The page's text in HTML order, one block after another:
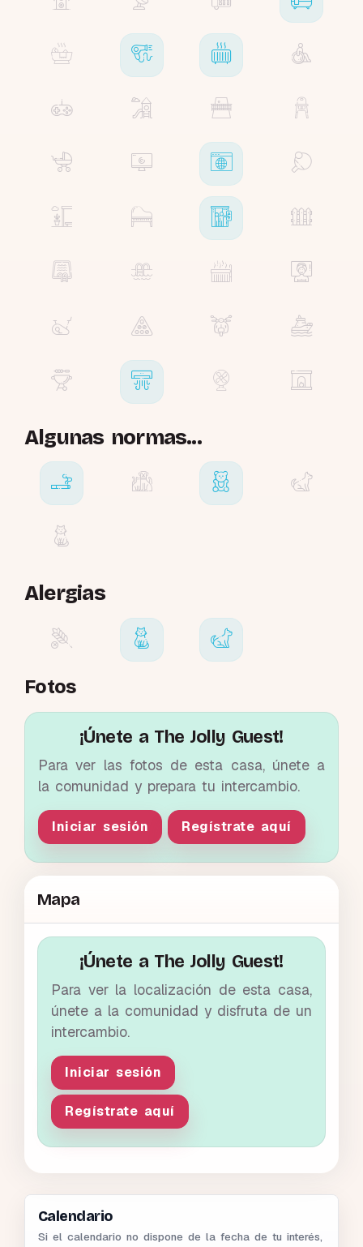
Algunas normas...
Alergias
Fotos
¡Únete a The Jolly Guest!
Para ver las fotos de esta casa, únete a
la comunidad y prepara tu intercambio.
Iniciar sesión Regístrate aquí
Mapa
¡Únete a The Jolly Guest!
Para ver la localización de esta casa,
únete a la comunidad y disfruta de un
intercambio.
Iniciar sesión
Regístrate aquí
Calendario
Si el calendario no dispone de la fecha de tu interés,